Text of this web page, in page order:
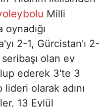
Milli
oynadığı
2-1, Gürcistan'ı 2-
olan ev
ederek 3'te 3
olarak adını
13 Eylül